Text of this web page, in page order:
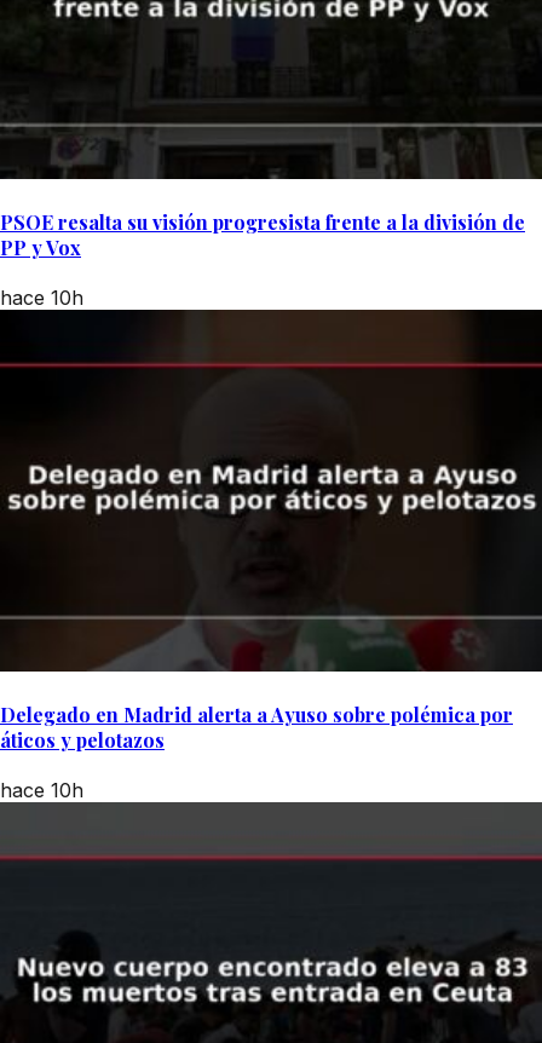
PSOE resalta su visión progresista frente a la división de
PP y Vox
hace 10h
Delegado en Madrid alerta a Ayuso sobre polémica por
áticos y pelotazos
hace 10h